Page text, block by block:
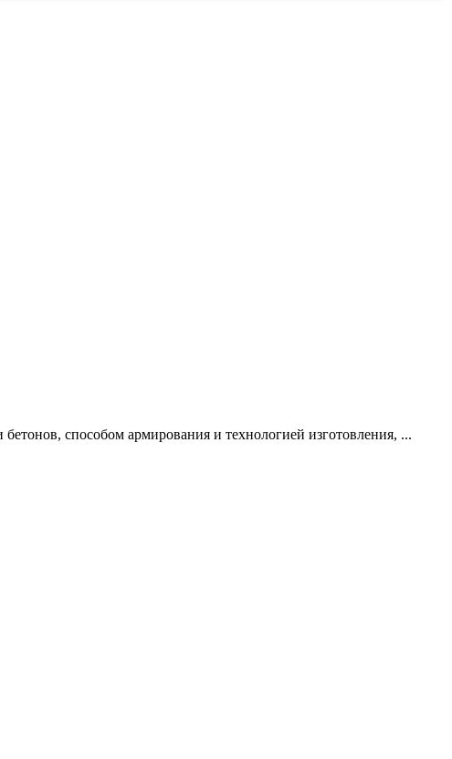
способом армирования и технологией изготовления, ...